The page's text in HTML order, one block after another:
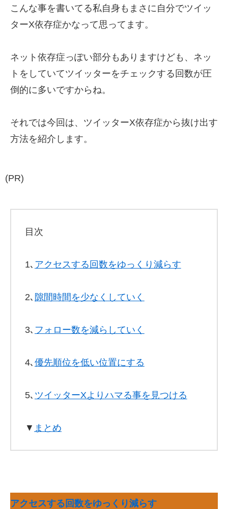
こんな事を書いてる私自身もまさに自分でツイッ
ターX依存症かなって思ってます。
ネット依存症っぽい部分もありますけども、ネッ
トをしていてツイッターをチェックする回数が圧
倒的に多いですからね。
それでは今回は、ツイッターX依存症から抜け出す
方法を紹介します。
(PR)
目次
1､ アクセスする回数をゆっくり減らす
2､ 隙間時間を少なくしていく
3､ フォロー数を減らしていく
4､ 優先順位を低い位置にする
5､ ツイッターXよりハマる事を見つける
▼ まとめ
アクセスする回数をゆっくり減らす